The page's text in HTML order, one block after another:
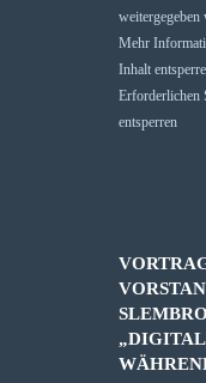
weitergegeben
Mehr
Inhalt
Erforderlichen
entsperren